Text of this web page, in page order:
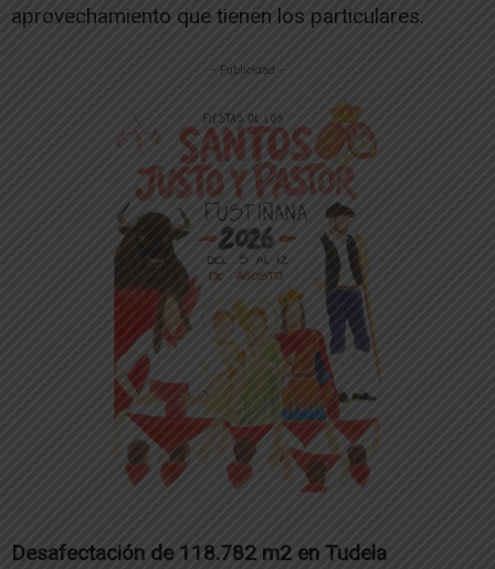
aprovechamiento que tienen los particulares.
-- Publicidad --
Desafectación de 118.782 m2 en Tudela